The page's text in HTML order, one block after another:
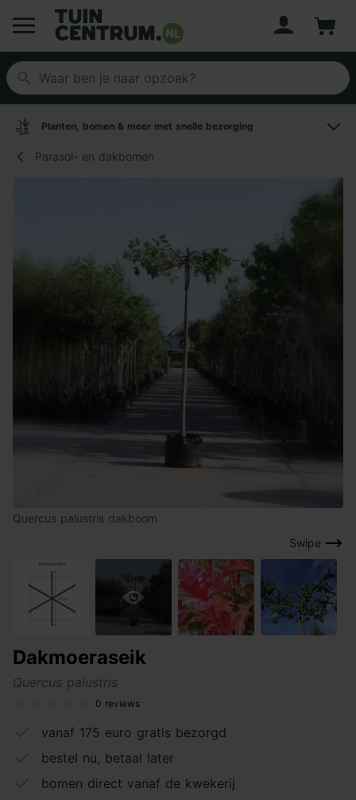
Logo Tuincentrum.nl
Planten, bomen & meer met snelle bezorging
Parasol- en dakbomen
Swipe
Quercus palustris dakboom
Dakmoeraseik
Quercus palustris
0 reviews
vanaf 175 euro gratis bezorgd
bestel nu, betaal later
bomen direct vanaf de kwekerij